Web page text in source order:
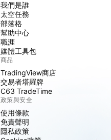
我們是誰
太空任務
部落格
幫助中心
職涯
媒體工具包
商品
TradingView商店
交易者塔羅牌
C63 TradeTime
政策與安全
使用條款
免責聲明
隱私政策